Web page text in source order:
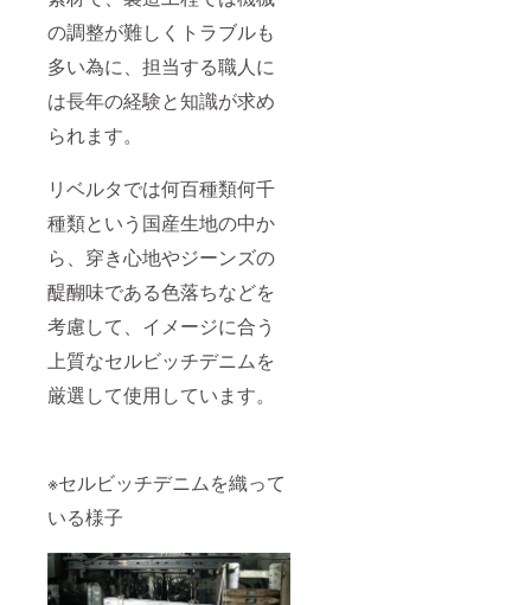
の調整が難しくトラブルも
多い為に、担当する職人に
は長年の経験と知識が求め
られます。
リベルタでは何百種類何千
種類という国産生地の中か
ら、穿き心地やジーンズの
醍醐味である色落ちなどを
考慮して、イメージに合う
上質なセルビッチデニムを
厳選して使用しています。
※セルビッチデニムを織って
いる様子